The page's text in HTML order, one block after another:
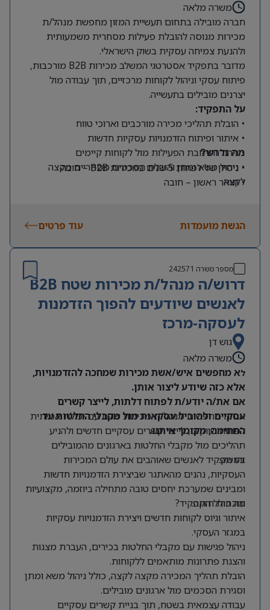
משרה מלאה
חברה מובילה בתחום תעשיית המזון מחפשת מנהל/ת
מכירות מנוסה להובלת פעילות מסחרית משמעותית
ולהנעת צמיחה עסקית בשוק הישראלי.
מדובר בתפקיד אסטרטגי המשלב מכירות B2B מורכבות,
פיתוח עסקי וניהול לקוחות מרכזיים, תוך עבודה מול
יצרנים מובילים בתעשייה.
על התפקיד:
• הובלת תהליכי מכירה מורכבים וארוכי טווח
• איתור ופיתוח הזדמנויות עסקיות חדשות
• ניהול והרחבת הפעילות מול לקוחות קיימים
• ניהול משא ומתן והובלת הסכמים מסחריים מקצה
לקצה
מה נדרש?
• ניסיון של לפחות 5 שנים במכירות B2B – חובה
• תואר ראשון – חובה
• ניסיון בתעשיית המזון, חומרי גלם למזון, התעשייה
• אנגלית ברמה טובה
• ניסיון בעבודה עם מערכת Priority ומערכות BI לניתוח
ובקרת נתוני מכירות
התפקיד מתאים לאנשי מכירות מנוסים, בעלי אוריינטציה
עסקית חזקה, הנהנים מבניית שותפויות ארוכות טווח
והובלת תהליכים מסחריים משמעותיים.
הגשת מועמדות עוד פרטים
מספר משרה 242571
דרוש/ה מנהל/ת מכירות שטח B2B
לאנשים שיודעים להפוך הזדמנות
לעסקה-מרכז
גוש דן
משרה מלאה
לא מחפשים איש/אשת מכירות שמחכה להזדמנויות,
אלא כזה שיודע ליצור אותן.
אם את/ה יודע/ת לפתוח דלתות, לייצר קשרים
עסקיים ולהוביל עסקאות מול מקבלי החלטות עד
החתימה, מקומך איתנו.
אנחנו מחפשים מנהל/ת מכירות שטח עם יכולת אמיתית
לפתוח שווקים, לייצר קשרים עסקיים חדשים ולהניע
תהליכים מול מקבלי החלטות בארגונים מהמובילים
במשק.
זהו תפקיד לאנשים שאוהבים את עולם המכירות
העסקיות, נהנים מהאתגר שביצירת הזדמנויות חדשות
ומבינים שמערכת יחסים טובה מתחילה ביוזמה, מקצועיות
ונוכחות חזקה.
מה כולל התפקיד?
איתור וגיוס לקוחות חדשים ויצירת הזדמנויות עסקיות
במגזר העסקי.
ניהול פגישות עם מקבלי החלטות בכירים, העברת מצגות
והצגת פתרונות מותאמים ללקוחות.
הובלת תהליך המכירה מקצה לקצה, כולל ניהול משא ומתן
וסגירת הסכמים מול ארגונים מובילים.
עבודה עצמאית בשטח, תוך בניית קשרים עסקיים